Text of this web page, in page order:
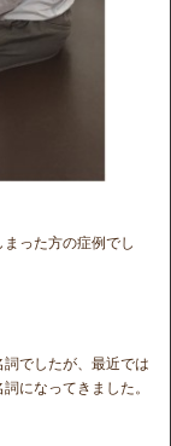
った方の症例でし
でしたが、最近では
になってきました。